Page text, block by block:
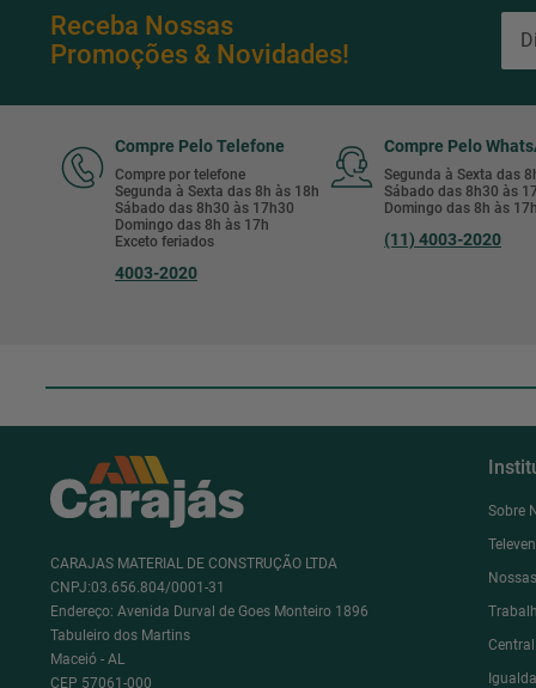
Receba Nossas
Promoções & Novidades!
Compre Pelo Telefone
Compre por telefone
Segunda à Sexta das 8h às 18h
Sábado das 8h30 às 17h30
Domingo das 8h às 17h
Exceto feriados
4003-2020
Compre Pelo
Segunda à Sexta das
Sábado das 8h30 às
Domingo das 8h às
(11) 4003-2020
CARAJAS MATERIAL DE CONSTRUÇÃO LTDA
CNPJ:03.656.804/0001-31
Endereço: Avenida Durval de Goes Monteiro 1896
Tabuleiro dos Martins
Maceió - AL
CEP 57061-000
Sobre